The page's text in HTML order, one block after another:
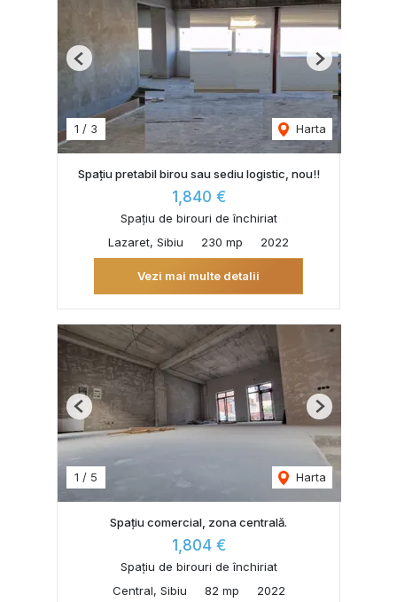
1 / 3 Harta
Previous Next
Spațiu pretabil birou sau sediu logistic, nou!!
1,840 €
Spațiu de birouri de închiriat
Lazaret, Sibiu
230 mp 2022
Vezi mai multe detalii
1 / 5 Harta
Previous Next
Spațiu comercial, zona centrală.
1,804 €
Spațiu de birouri de închiriat
Central, Sibiu
82 mp 2022